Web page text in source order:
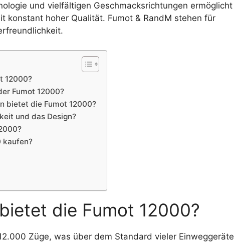
und vielfältigen Geschmacksrichtungen ermöglicht
konstant hoher Qualität. Fumot & RandM stehen für
12000?
Fumot 12000?
bietet die Fumot 12000?
und das Design?
kaufen?
die Fumot 12000?
Züge, was über dem Standard vieler Einweggeräte